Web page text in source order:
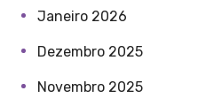
Janeiro 2026
Dezembro 2025
Novembro 2025